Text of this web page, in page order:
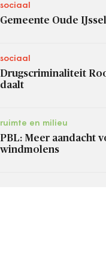
sociaal
Gemeente Oude
sociaal
Drugscriminaliteit
daalt
ruimte en milieu
PBL: Meer aandacht
windmolens